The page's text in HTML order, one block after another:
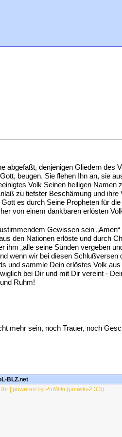
denjenigen Gliedern des
beugen. Sie flehen Ihn an, sie
Volk Seinen heiligen
zu tiefster Beschämung und
es durch Seine Propheten für
von einem dankbaren erlösten
Gewissen sein
den Nationen erlöste und durch
ihm „alle seine Sünden vergeben
wenn wir bei diesen
und sammle Dein erlöstes Volk
bei Dir und mit Dir vereint -
Ruhm!
mehr sein, noch Trauer, noch
BLZ.net
| powered by PmWiki (pmwiki-2.3.3)